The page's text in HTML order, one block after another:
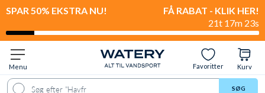
SPAR 50% EKSTRA NU!
FÅ RABAT - KLIK HER!
21t 17m 22s
Menu Favoritter Kurv
SØG
Spørgsmål & svar Anbefalet til Anmeldelser